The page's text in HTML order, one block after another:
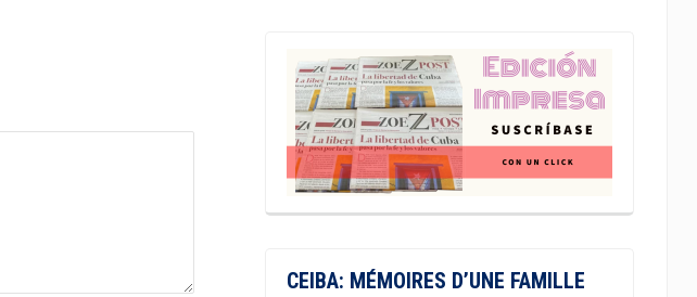
CEIBA: MÉMOIRES D’UNE FAMILLE